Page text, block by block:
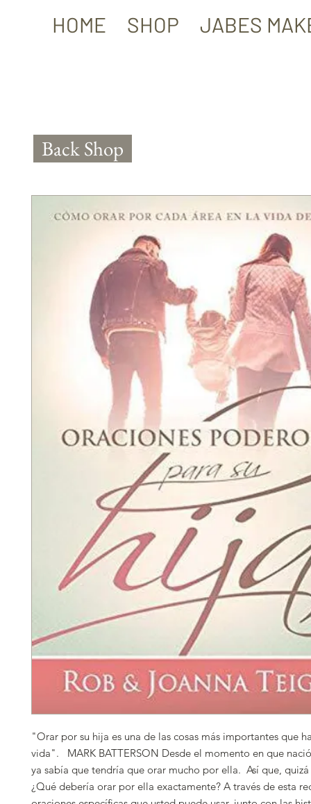
HOME SHOP JABES
Back Shop
"Orar por su hija es una de las cosas más importantes que
vida". MARK BATTERSON Desde el momento en que
ya sabía que tendría que orar mucho por ella. Así que,
¿Qué debería orar por ella exactamente? A través de esta